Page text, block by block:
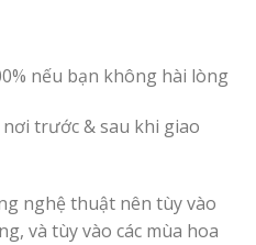
nếu bạn không hài lòng
trước & sau khi giao
nghệ thuật nên tùy vào
và tùy vào các mùa hoa